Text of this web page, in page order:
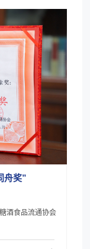
舟奖”
酒食品流通协会